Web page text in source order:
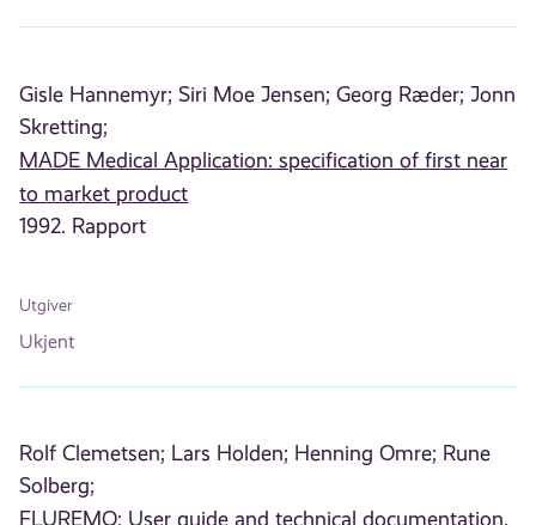
Gisle Hannemyr; Siri Moe Jensen; Georg Ræder; Jonn
Skretting;
MADE Medical Application: specification of first near
to market product
1992. Rapport
Utgiver
Ukjent
Rolf Clemetsen; Lars Holden; Henning Omre; Rune
Solberg;
FLUREMO: User guide and technical documentation.